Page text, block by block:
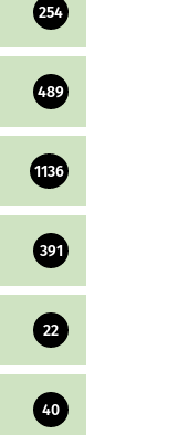
254
489
1136
391
22
40